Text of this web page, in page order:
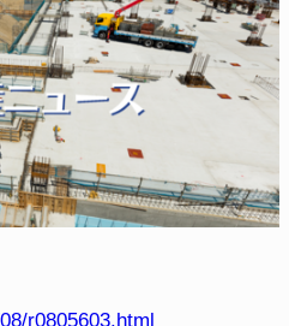
r0805603.html